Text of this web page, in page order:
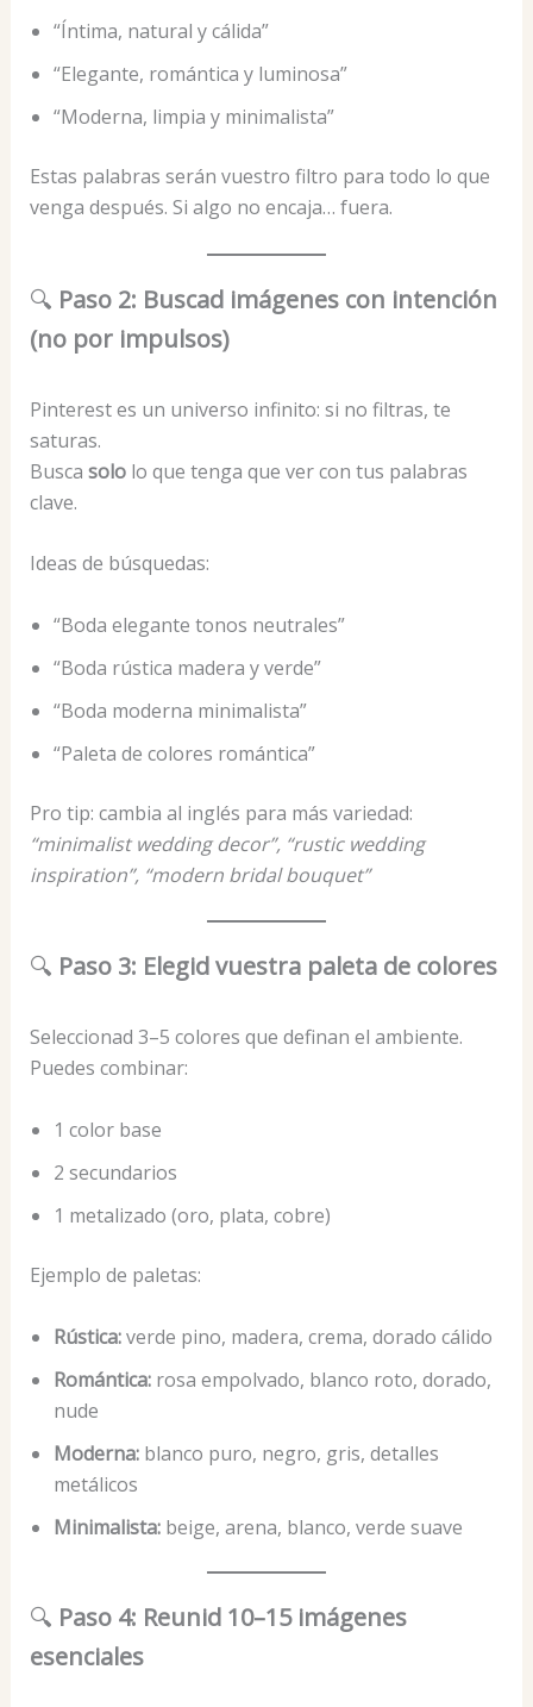
“Íntima, natural y cálida”
“Elegante, romántica y luminosa”
“Moderna, limpia y minimalista”
Estas palabras serán vuestro filtro para todo lo que
venga después. Si algo no encaja… fuera.
🔍 Paso 2: Buscad imágenes con intención
(no por impulsos)
Pinterest es un universo infinito: si no filtras, te
saturas.
Busca sololo que tenga que ver con tus palabras
clave.
Ideas de búsquedas:
“Boda elegante tonos neutrales”
“Boda rústica madera y verde”
“Boda moderna minimalista”
“Paleta de colores romántica”
Pro tip: cambia al inglés para más variedad:
“minimalist wedding decor”, “rustic wedding
inspiration”, “modern bridal bouquet”
🔍 Paso 3: Elegid vuestra paleta de colores
Seleccionad 3–5 colores que definan el ambiente.
Puedes combinar:
1 color base
2 secundarios
1 metalizado (oro, plata, cobre)
Ejemplo de paletas:
Rústica:verde pino, madera, crema, dorado cálido
Romántica:rosa empolvado, blanco roto, dorado,
nude
Moderna:blanco puro, negro, gris, detalles
metálicos
Minimalista:beige, arena, blanco, verde suave
🔍 Paso 4: Reunid 10–15 imágenes
esenciales